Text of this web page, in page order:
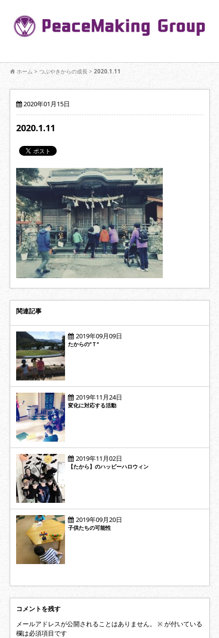
【公式】PeaceMaking Groupはお客様には一対一で向き合い、ご家族
を意図したコミュニケーションを大切にし【家族の絆】に寄り添いま
ホーム > つぶやきからの成長> 2020.1.11
2020年01月15日
2020.1.11
関連記事
2019年09月09日
たからの‘‘Ｔ‘‘
2019年11月24日
変化に対応する活動
2019年11月02日
【たから】のハッピーハロウィン
2019年09月20日
子供たちの可能性
コメントを残す
メールアドレスが公開されることはありません。
※が付いている
欄は必須項目です